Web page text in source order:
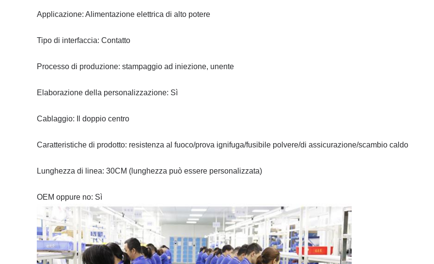
Applicazione: Alimentazione elettrica di alto potere
Tipo di interfaccia: Contatto
Processo di produzione: stampaggio ad iniezione, unente
Elaborazione della personalizzazione: Sì
Cablaggio: Il doppio centro
Caratteristiche di prodotto: resistenza al fuoco/prova ignifuga/fusibile polvere/di assicurazione/scambio caldo
Lunghezza di linea: 30CM (lunghezza può essere personalizzata)
OEM oppure no: Sì